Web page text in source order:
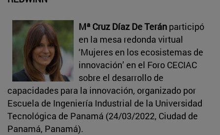
Mª Cruz Díaz De Terán participó
en la mesa redonda virtual
‘Mujeres en los ecosistemas de
innovación’ en el Foro CECIAC
sobre el desarrollo de
capacidades para la innovación, organizado por
Escuela de Ingeniería Industrial de la Universidad
Tecnológica de Panamá (24/03/2022, Ciudad de
Panamá, Panamá).